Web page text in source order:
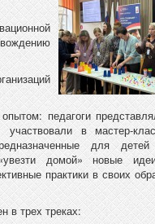
педагоги
участвовали в мастер-
для
домой» новые
практики в своих
в трех треках: